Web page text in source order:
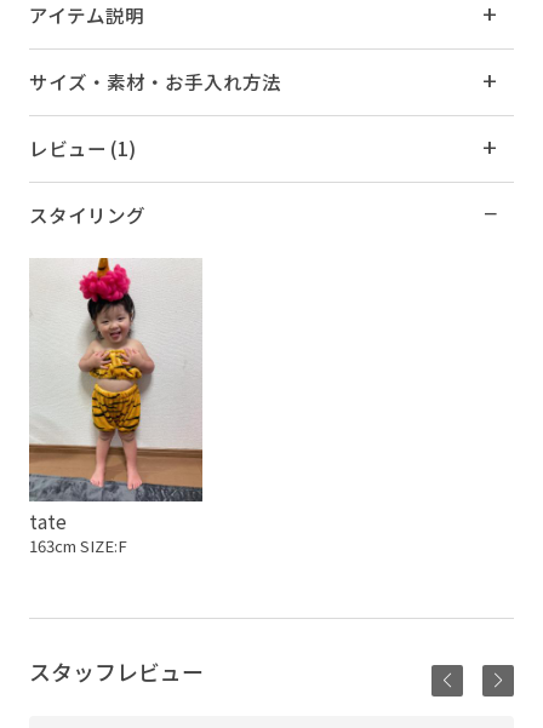
アイテム説明
サイズ・素材・お手入れ方法
レビュー (1)
スタイリング
tate
163cm SIZE:F
スタッフレビュー